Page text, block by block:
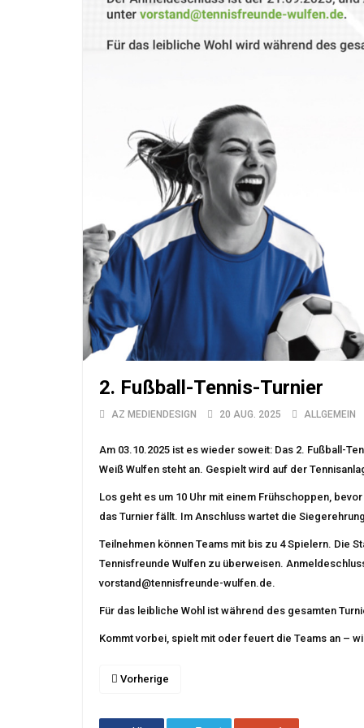
2. Fußball-Tennis-Turnier
AZ MEDIENDESIGN 20 AUG. 2025 ALLGEMEIN
Am 03.10.2025 ist es wieder soweit: Das 2. Fußball-
Weiß Wulfen steht an. Gespielt wird auf der
Los geht es um 10 Uhr mit einem Frühschoppen,
das Turnier fällt. Im Anschluss wartet die
Teilnehmen können Teams mit bis zu 4 Spielern. Die
Tennisfreunde Wulfen zu überweisen.
vorstand@tennisfreunde-wulfen.de.
Für das leibliche Wohl ist während des gesamten
Kommt vorbei, spielt mit oder feuert die Teams an –
Vorherige